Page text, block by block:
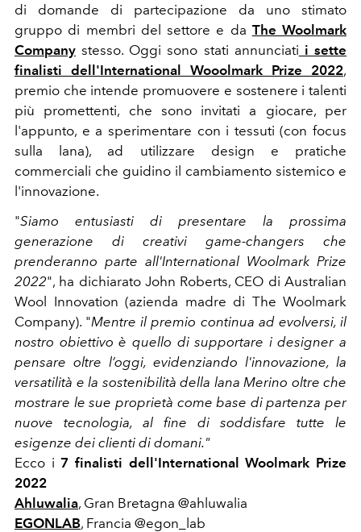
di domande di partecipazione da uno stimato
gruppo di membri del settore e da The Woolmark
Company stesso. Oggi sono stati annunciati i sette
finalisti dell'International Wooolmark Prize 2022,
premio che intende promuovere e sostenere i talenti
più promettenti, che sono invitati a giocare, per
l'appunto, e a sperimentare con i tessuti (con focus
sulla lana), ad utilizzare design e pratiche
commerciali che guidino il cambiamento sistemico e
l'innovazione.
"Siamo entusiasti di presentare la prossima
generazione di creativi game-changers che
prenderanno parte all'International Woolmark Prize
2022", ha dichiarato John Roberts, CEO di Australian
Wool Innovation (azienda madre di The Woolmark
Company). "Mentre il premio continua ad evolversi, il
nostro obiettivo è quello di supportare i designer a
pensare oltre l’oggi, evidenziando l'innovazione, la
versatilità e la sostenibilità della lana Merino oltre che
mostrare le sue proprietà come base di partenza per
nuove tecnologia, al fine di soddisfare tutte le
esigenze dei clienti di domani."
Ecco i7 finalisti dell'International Woolmark Prize
2022
Ahluwalia, Gran Bretagna @ahluwalia
EGONLAB, Francia @egon_lab